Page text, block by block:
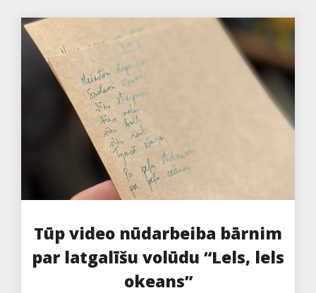
Tūp video nūdarbeiba bārnim
par latgalīšu volūdu “Lels, lels
okeans”